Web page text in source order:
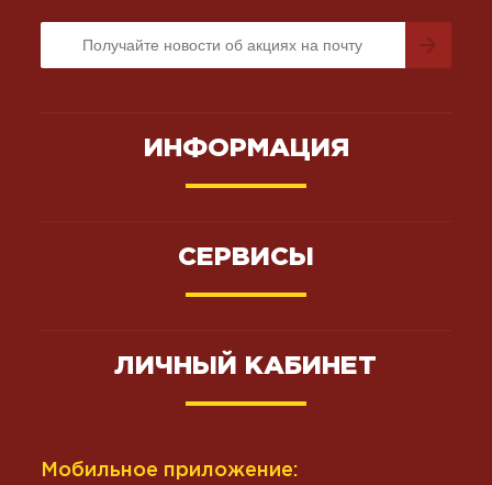
ИНФОРМАЦИЯ
СЕРВИСЫ
ЛИЧНЫЙ КАБИНЕТ
Мобильное приложение: